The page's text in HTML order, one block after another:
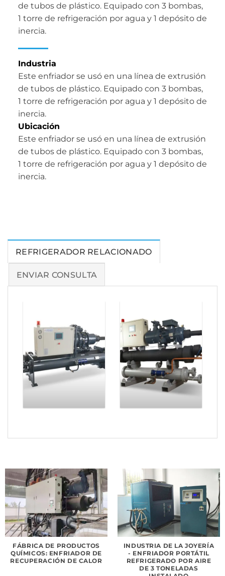
de tubos de plástico. Equipado con 3 bombas,
1 torre de refrigeración por agua y 1 depósito de
inercia.
Industria
Este enfriador se usó en una línea de extrusión
de tubos de plástico. Equipado con 3 bombas,
1 torre de refrigeración por agua y 1 depósito de
inercia.
Ubicación
Este enfriador se usó en una línea de extrusión
de tubos de plástico. Equipado con 3 bombas,
1 torre de refrigeración por agua y 1 depósito de
inercia.
REFRIGERADOR RELACIONADO
ENVIAR CONSULTA
Enfriador de
agua
industrial
refrigerado
por agua de
116 toneladas
Enfriador
comercial
refrigerado
por agua de
83 toneladas
FÁBRICA DE PRODUCTOS
QUÍMICOS: ENFRIADOR DE
RECUPERACIÓN DE CALOR
INDUSTRIA DE LA JOYERÍA
- ENFRIADOR PORTÁTIL
REFRIGERADO POR AIRE
DE 3 TONELADAS